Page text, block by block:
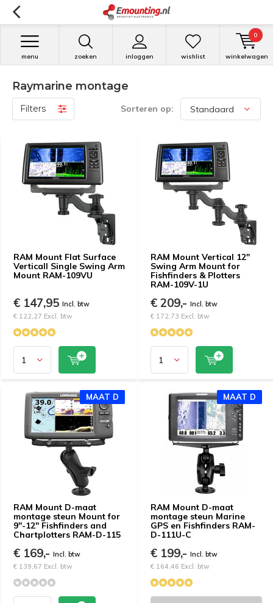
zoeken inloggen
menu wishlist winkelwagen
0
Raymarine montage
Filters Sorteren op:
RAM Mount Flat Surface
Verticall Single Swing Arm
Mount RAM-109VU
€ 147,95 Incl. btw
€ 122,27 Excl. btw
RAM Mount Vertical 12"
Swing Arm Mount for
Fishfinders & Plotters
RAM-109V-1U
€ 209,- Incl. btw
€ 172,73 Excl. btw
RAM Mount D-maat
montage steun Mount for
9"-12" Fishfinders and
Chartplotters RAM-D-115
MAAT D
€ 169,- Incl. btw
€ 139,67 Excl. btw
RAM Mount D-maat
montage steun Marine
GPS en Fishfinders RAM-
D-111U-C
MAAT D
€ 199,- Incl. btw
€ 164,46 Excl. btw